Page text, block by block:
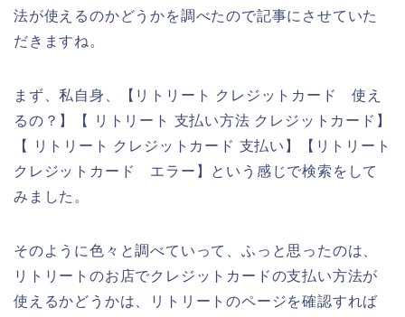
法が使えるのかどうかを調べたので記事にさせていた
だきますね。
まず、私自身、【リトリート クレジットカード 使え
るの？】【 リトリート 支払い方法 クレジットカード】
【 リトリート クレジットカード 支払い】【リトリート
クレジットカード エラー】という感じで検索をして
みました。
そのように色々と調べていって、ふっと思ったのは、
リトリートのお店でクレジットカードの支払い方法が
使えるかどうかは、リトリートのページを確認すれば